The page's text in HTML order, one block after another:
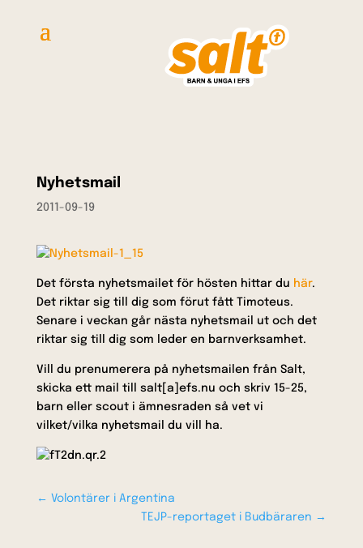
Nyhetsmail
2011-09-19
Det första nyhetsmailet för hösten hittar du här.
Det riktar sig till dig som förut fått Timoteus.
Senare i veckan går nästa nyhetsmail ut och det
riktar sig till dig som leder en barnverksamhet.
Vill du prenumerera på nyhetsmailen från Salt,
skicka ett mail till salt[a]efs.nu och skriv 15-25,
barn eller scout i ämnesraden så vet vi
vilket/vilka nyhetsmail du vill ha.
← Volontärer i Argentina
TEJP-reportaget i Budbäraren →